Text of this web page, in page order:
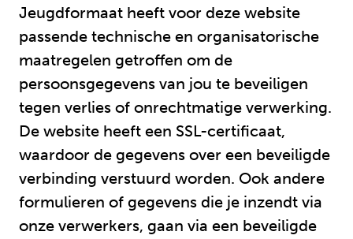
Jeugdformaat heeft voor deze website
passende technische en organisatorische
maatregelen getroffen om de
persoonsgegevens van jou te beveiligen
tegen verlies of onrechtmatige verwerking.
De website heeft een SSL-certificaat,
waardoor de gegevens over een beveiligde
verbinding verstuurd worden. Ook andere
formulieren of gegevens die je inzendt via
onze verwerkers, gaan via een beveiligde